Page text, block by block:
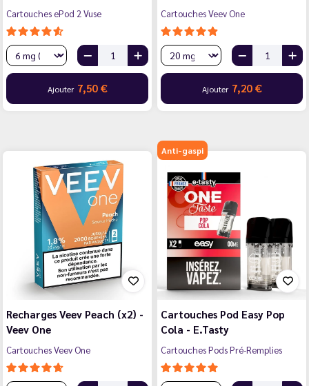
Cartouches ePod 2 Vuse
Ajouter 7,50 €
Cartouches Veev One
Ajouter 7,20 €
Recharges Veev Peach (x2) -
Veev One
Cartouches Veev One
Anti-gaspi
Cartouches Pod Easy Pop
Cola - E.Tasty
Cartouches Pods Pré-Remplies